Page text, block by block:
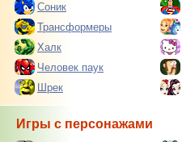
Соник
Трансформеры
Халк
Человек паук
Шрек
Игры с персонажами